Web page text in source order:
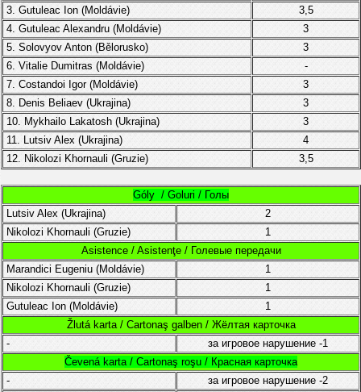
3. Gutuleac Ion (Moldávie)
3,5
4. Gutuleac Alexandru (Moldávie)
3
5. Solovyov Anton (Bělorusko)
3
6. Vitalie Dumitras (Moldávie)
-
7. Costandoi Igor (Moldávie)
3
8. Denis Beliaev (Ukrajina)
3
10. Mykhailo Lakatosh (Ukrajina)
3
11. Lutsiv Alex (Ukrajina)
4
12. Nikolozi Khornauli (Gruzie)
3,5
Góly / Goluri / Голы
Lutsiv Alex (Ukrajina)
2
Nikolozi Khornauli (Gruzie)
1
Asistence / Asistenţe / Голевые передачи
Marandici Eugeniu (Moldávie)
1
Nikolozi Khornauli (Gruzie)
1
Gutuleac Ion (Moldávie)
1
Žlutá karta / Cartonaş galben / Жёлтая карточка
-
за игровое нарушение -1
Čevená karta / Cartonaş roşu / Красная карточка
-
за игровое нарушение -2